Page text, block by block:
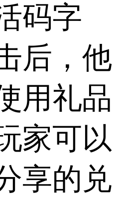
码字
后，他
用礼品
家可以
享的兑